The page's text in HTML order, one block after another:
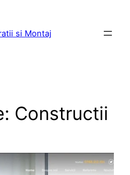
si Montaj
Constructii